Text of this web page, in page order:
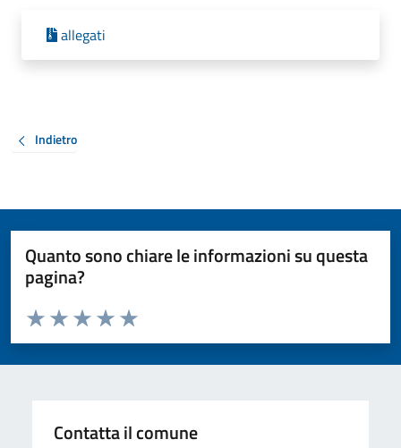
allegati
Indietro
Quanto sono chiare le informazioni su questa
pagina?
Valuta da 1 a 5 stelle la pagina
Valuta 5 stelle su 5
Valuta 4 stelle su 5
Valuta 3 stelle su 5
Valuta 2 stelle su 5
Valuta 1 stelle su 5
Contatta il comune